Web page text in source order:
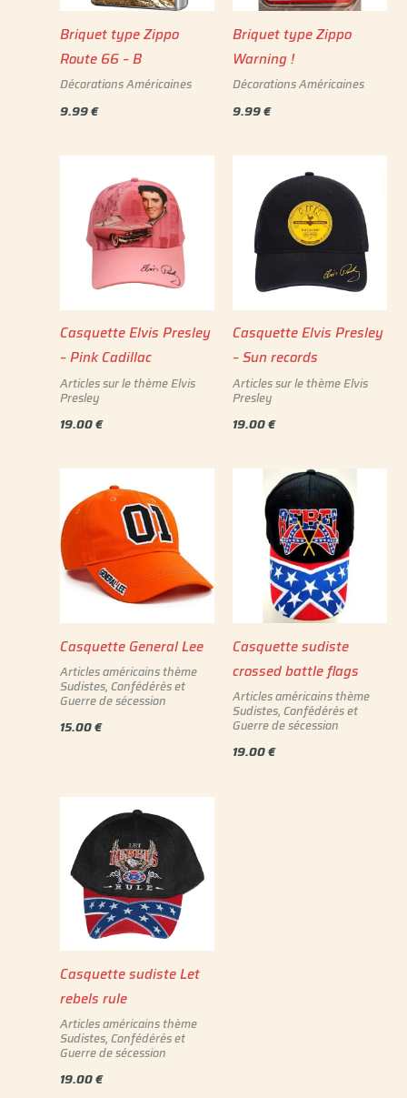
Briquet type Zippo
Route 66 – B
Décorations Américaines
9.99€
Briquet type Zippo
Warning !
Décorations Américaines
9.99€
Casquette Elvis Presley
– Pink Cadillac
Articles sur le thème Elvis
Presley
19.00€
Casquette Elvis Presley
– Sun records
Articles sur le thème Elvis
Presley
19.00€
Casquette General Lee
Articles américains thème
Sudistes, Confédérés et
Guerre de sécession
15.00€
Casquette sudiste
crossed battle flags
Articles américains thème
Sudistes, Confédérés et
Guerre de sécession
19.00€
Casquette sudiste Let
rebels rule
Articles américains thème
Sudistes, Confédérés et
Guerre de sécession
19.00€